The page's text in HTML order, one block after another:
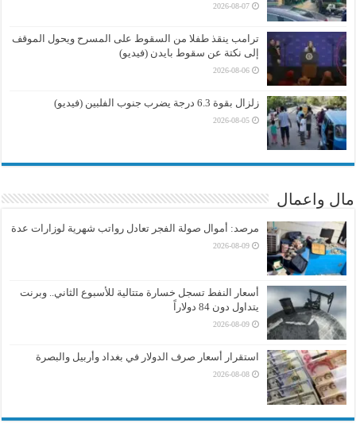
2026-08-07
ترامب ينقذ طفلا من السقوط على المسرح ويحول الموقف
إلى نكتة عن سقوط بايدن (فيديو)
2026-08-06
زلزال بقوة 6.3 درجة يضرب جنوب الفلبين (فيديو)
2026-08-05
مال واعمال
مرصد: أموال صولة الفجر تعادل رواتب شهرية لوزارات عدة
2026-08-09
أسعار النفط تسجل خسارة متتالية للأسبوع الثاني.. وبرنت
يتداول دون 84 دولاراً
2026-08-09
استقرار أسعار صرف الدولار في بغداد وأربيل والبصرة
2026-08-08